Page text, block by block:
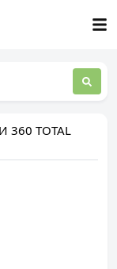
TOTAL